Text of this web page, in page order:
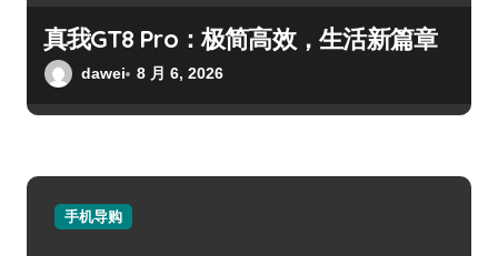
真我GT8 Pro：极简高效，生活新篇章
dawei 8 月 6, 2026
手机导购